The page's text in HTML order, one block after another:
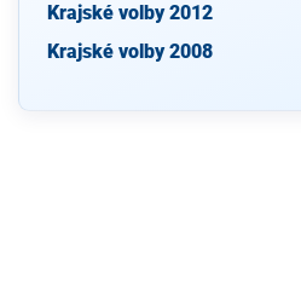
Krajské volby 2012
Krajské volby 2008